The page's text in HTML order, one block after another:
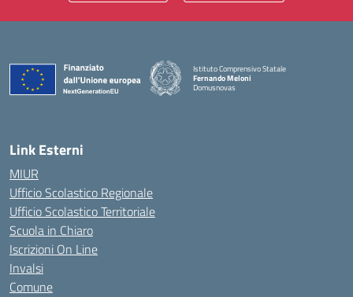
Istituto Comprensivo Statale
Fernando Meloni
Domusnovas
Link Esterni
MIUR
Ufficio Scolastico Regionale
Ufficio Scolastico Territoriale
Scuola in Chiaro
Iscrizioni On Line
Invalsi
Comune